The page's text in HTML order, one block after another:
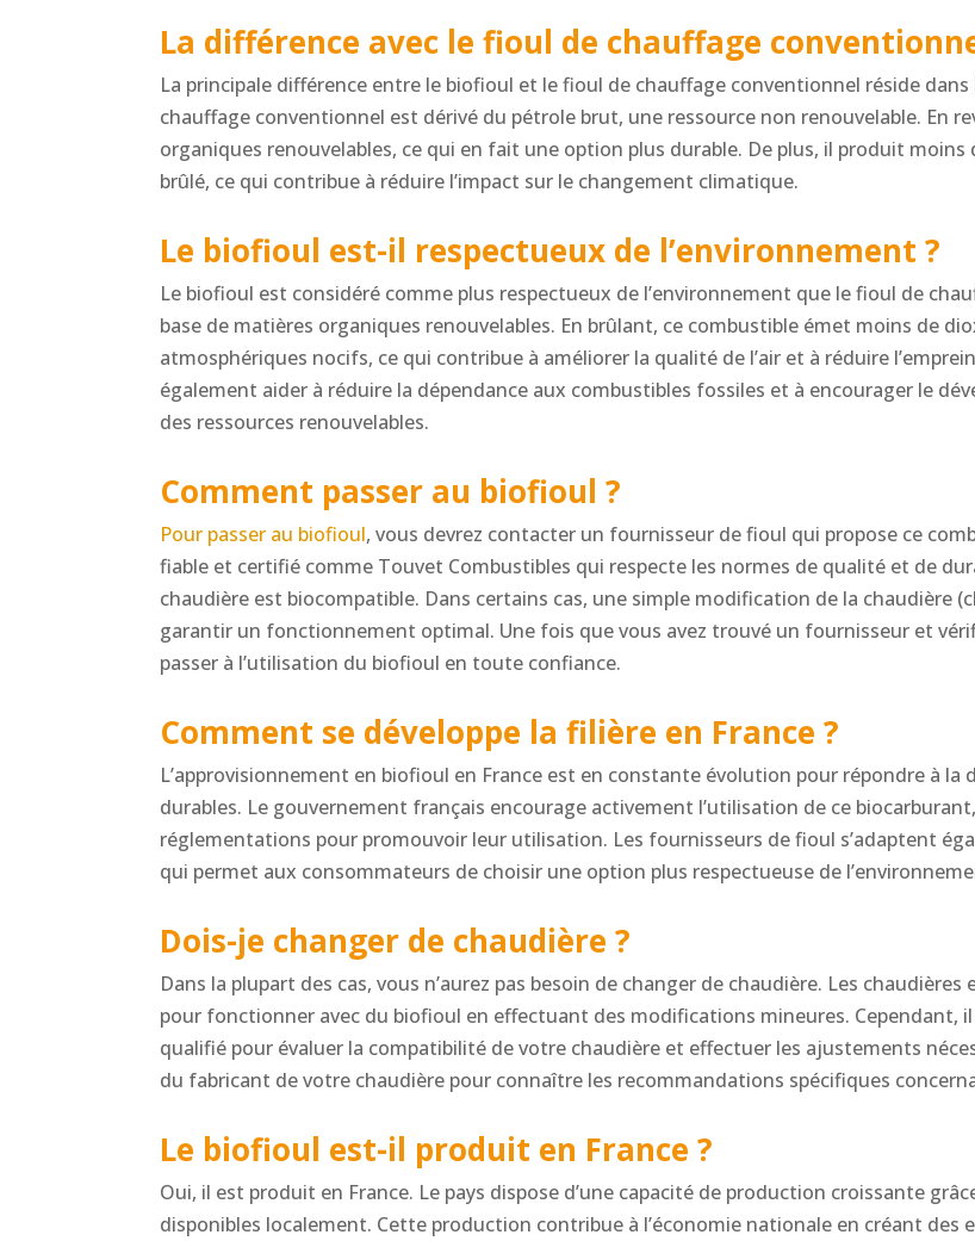
La différence avec le fioul de chauffage
La principale différence entre le biofioul et le fioul de chauffage conventionnel réside
chauffage conventionnel est dérivé du pétrole brut, une ressource non renouvelable. En
organiques renouvelables, ce qui en fait une option plus durable. De plus, il produit moins
brûlé, ce qui contribue à réduire l’impact sur le changement climatique.
Le biofioul est-il respectueux de l’environnement ?
Le biofioul est considéré comme plus respectueux de l’environnement que le fioul de
base de matières organiques renouvelables. En brûlant, ce combustible émet moins de
atmosphériques nocifs, ce qui contribue à améliorer la qualité de l’air et à réduire
également aider à réduire la dépendance aux combustibles fossiles et à encourager le
des ressources renouvelables.
Comment passer au biofioul ?
Pour passer au biofioul, vous devrez contacter un fournisseur de fioul qui propose ce
fiable et certifié comme Touvet Combustibles qui respecte les normes de qualité et de
chaudière est biocompatible. Dans certains cas, une simple modification de la chaudière
garantir un fonctionnement optimal. Une fois que vous avez trouvé un fournisseur et
passer à l’utilisation du biofioul en toute confiance.
Comment se développe la filière en France ?
L’approvisionnement en biofioul en France est en constante évolution pour répondre à
durables. Le gouvernement français encourage activement l’utilisation de ce
réglementations pour promouvoir leur utilisation. Les fournisseurs de fioul s’adaptent
qui permet aux consommateurs de choisir une option plus respectueuse de
Dois-je changer de chaudière ?
Dans la plupart des cas, vous n’aurez pas besoin de changer de chaudière. Les
pour fonctionner avec du biofioul en effectuant des modifications mineures. Cependant,
qualifié pour évaluer la compatibilité de votre chaudière et effectuer les ajustements
du fabricant de votre chaudière pour connaître les recommandations spécifiques
Le biofioul est-il produit en France ?
Oui, il est produit en France. Le pays dispose d’une capacité de production croissante
disponibles localement. Cette production contribue à l’économie nationale en créant des